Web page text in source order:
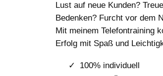
Lust auf neue Kunden?
Bedenken? Furcht vor dem
Mit meinem Telefontraining
Erfolg mit Spaß und
100% individuell